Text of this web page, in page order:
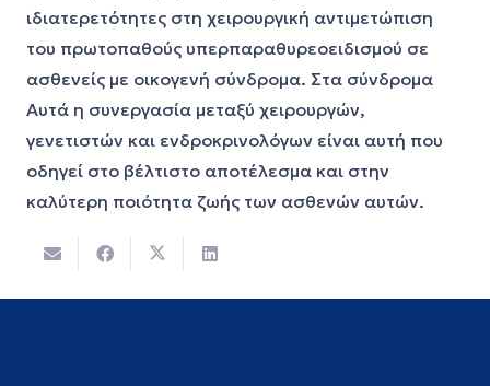
ιδιατερετότητες στη χειρουργική αντιμετώπιση
του πρωτοπαθούς υπερπαραθυρεοειδισμού σε
ασθενείς με οικογενή σύνδρομα. Στα σύνδρομα
Αυτά η συνεργασία μεταξύ χειρουργών,
γενετιστών και ενδροκρινολόγων είναι αυτή που
οδηγεί στο βέλτιστο αποτέλεσμα και στην
καλύτερη ποιότητα ζωής των ασθενών αυτών.